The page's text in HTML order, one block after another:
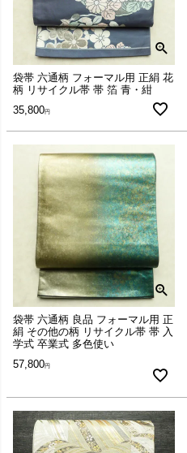
袋帯 六通柄 フォーマル用 正絹 花
柄 リサイクル帯 帯 箔 青・紺
35,800
袋帯 六通柄 良品 フォーマル用 正
絹 その他の柄 リサイクル帯 帯 入
学式 卒業式 多色使い
57,800